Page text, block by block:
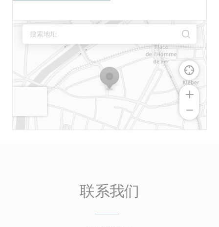
联系我们